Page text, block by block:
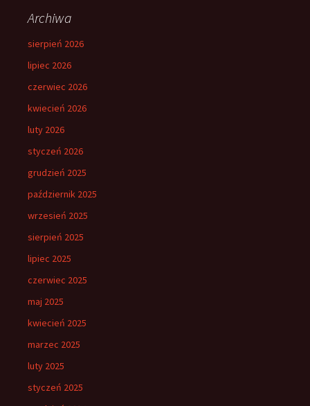
Archiwa
sierpień 2026
lipiec 2026
czerwiec 2026
kwiecień 2026
luty 2026
styczeń 2026
grudzień 2025
październik 2025
wrzesień 2025
sierpień 2025
lipiec 2025
czerwiec 2025
maj 2025
kwiecień 2025
marzec 2025
luty 2025
styczeń 2025